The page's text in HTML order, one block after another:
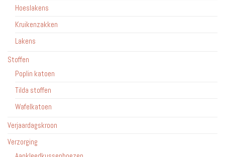
Hoeslakens
Kruikenzakken
Lakens
Stoffen
Poplin katoen
Tilda stoffen
Wafelkatoen
Verjaardagskroon
Verzorging